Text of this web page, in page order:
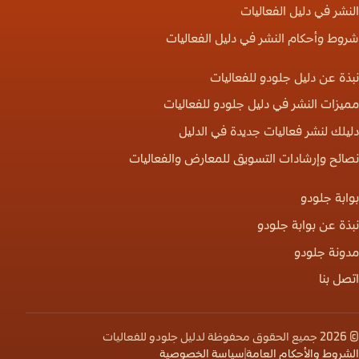
النشر في دليل الفعاليات
شروط وأحكام النشر في دليل الفعاليات
نبذة عن دليل جلودو للفعاليات
مميزات النشر في دليل جلودو للفعاليات
دليلك لنشر فعاليات جديدة في الدليل
نصائح وإرشادات التسويق للمعارض والفعاليات
بوابة جلودو
نبذة عن بوابة جلودو
مدونة جلودو
اتصل بنا
© 2026 جميع الحقوق محفوظة لدليل جلودو للفعاليات
الشروط والأحكام العامةسياسة الخصوصية